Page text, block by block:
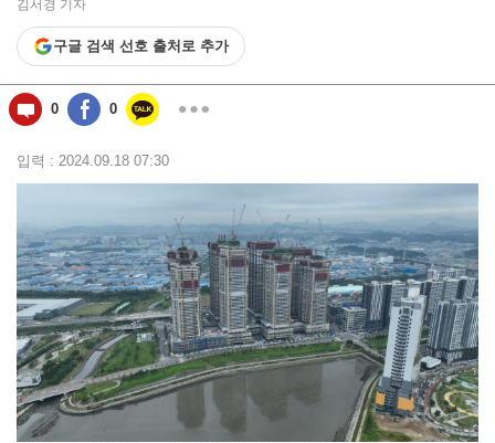
동)
김서경 기자
구글 검색 선호 출처로 추가
0 0
입력 : 2024.09.18 07:30